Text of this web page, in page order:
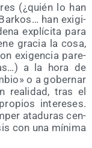
(¿quién lo han
Bar­kos… han exi­gi­
explí­ci­ta para
gra­cia la cosa,
exi­gen­cia pare­
a la hora de
o a gober­nar
reali­dad, tras el
intere­ses.
ata­du­ras cen­
con una míni­ma